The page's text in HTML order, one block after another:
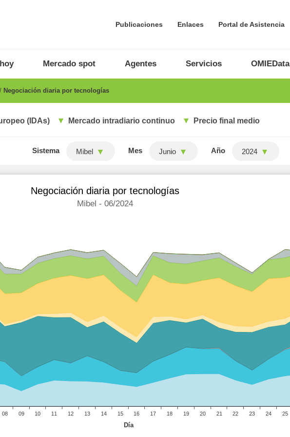
Publicaciones Enlaces Portal de Asistencia
Mercado spot Agentes Servicios OMIEData
Negociación diaria por tecnologías
(IDAs) Mercado intradiario continuo Precio final medio
Sistema Mibel Mes Junio Año 2024
Día
Negociación diaria por tecnologías
Mibel - 06/2024
08 09 10 11 12 13 14 15 16 17 18 19 20 21 22 23 24 25